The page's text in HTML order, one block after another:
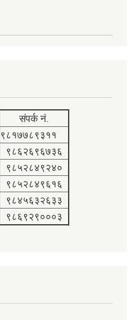
संपर्क नं.
९८१७७८९३११
९८६२६९६७३६
९८५२८४९२४०
९८५२८४९६१६
९८४५६३२६३३
९८६९२९०००३